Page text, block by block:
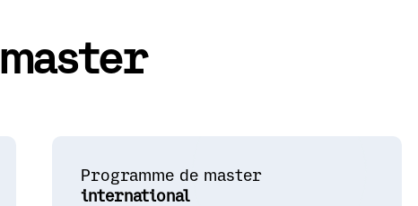
master
Programme de master
international